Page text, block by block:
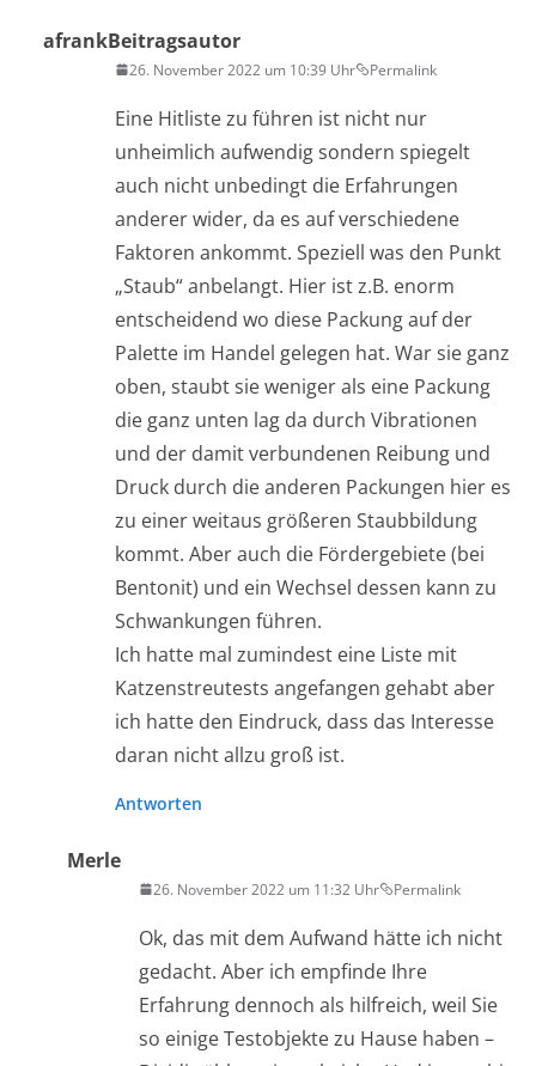
afrankBeitragsautor
26. November 2022 um 10:39 Uhr Permalink
Eine Hitliste zu führen ist nicht nur
unheimlich aufwendig sondern spiegelt
auch nicht unbedingt die Erfahrungen
anderer wider, da es auf verschiedene
Faktoren ankommt. Speziell was den Punkt
„Staub“ anbelangt. Hier ist z.B. enorm
entscheidend wo diese Packung auf der
Palette im Handel gelegen hat. War sie ganz
oben, staubt sie weniger als eine Packung
die ganz unten lag da durch Vibrationen
und der damit verbundenen Reibung und
Druck durch die anderen Packungen hier es
zu einer weitaus größeren Staubbildung
kommt. Aber auch die Fördergebiete (bei
Bentonit) und ein Wechsel dessen kann zu
Schwankungen führen.
Ich hatte mal zumindest eine Liste mit
Katzenstreutests angefangen gehabt aber
ich hatte den Eindruck, dass das Interesse
daran nicht allzu groß ist.
Antworten
Merle
26. November 2022 um 11:32 Uhr Permalink
Ok, das mit dem Aufwand hätte ich nicht
gedacht. Aber ich empfinde Ihre
Erfahrung dennoch als hilfreich, weil Sie
so einige Testobjekte zu Hause haben –